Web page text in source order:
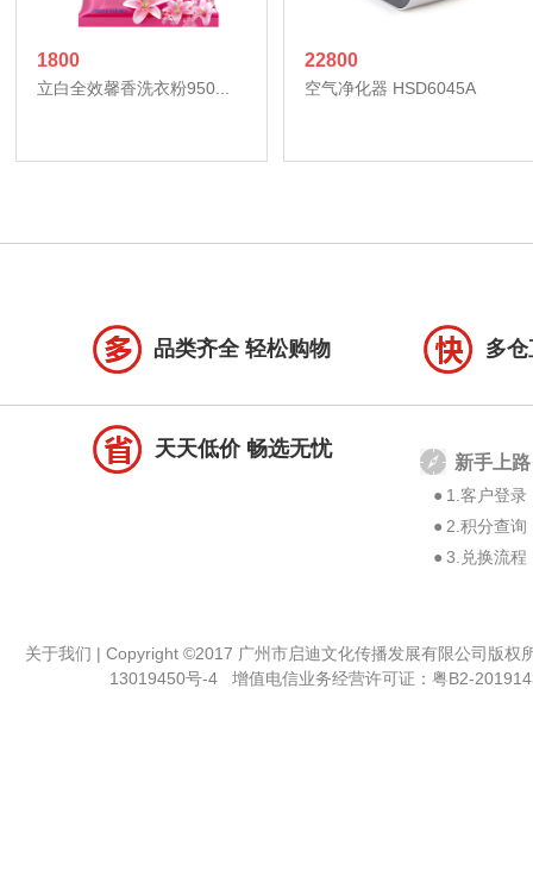
1800
立白全效馨香洗衣粉950...
22800
空气净化器 HSD6045A
品类齐全 轻松购物 多
天天低价 畅选无忧
新手上路
● 1.客户登录
● 2.积分查询
● 3.兑换流程
关于我们 | Copyright ©2017 广州市启迪文化传播发展有限公司版
13019450号-4
增值电信业务经营许可证： 粤B2-